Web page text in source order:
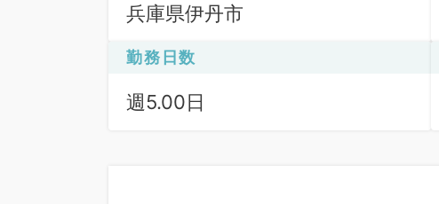
兵庫県伊丹市
勤務日数
週5.00日